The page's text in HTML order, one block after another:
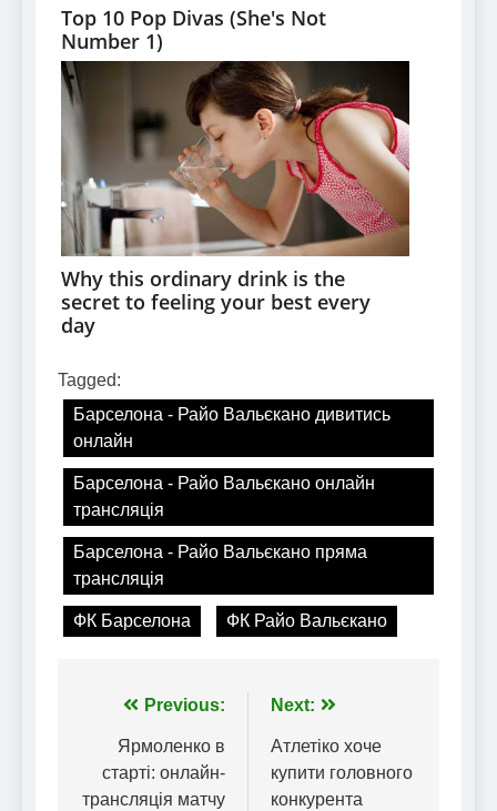
Tagged:
Барселона - Райо Вальєкано дивитись
онлайн
Барселона - Райо Вальєкано онлайн
трансляція
Барселона - Райо Вальєкано пряма
трансляція
ФК Барселона ФК Райо Вальєкано
Навігація
записів
Previous:
Ярмоленко в
старті: онлайн-
трансляція матчу
Next:
Атлетіко хоче
купити головного
конкурента